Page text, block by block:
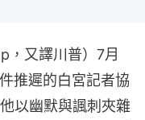
，又譯川普）7月
推遲的白宮記者協
以幽默與諷刺夾雜